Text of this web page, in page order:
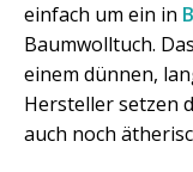
einfach um ein in
Baumwolltuch.
einem dünnen,
Hersteller setzen
auch noch